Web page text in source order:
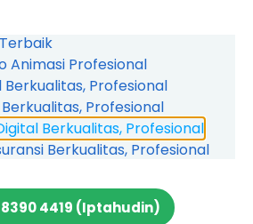
Animasi Profesional
Berkualitas, Profesional
Profesional
Berkualitas, Profesional
Berkualitas, Profesional
4419 (Iptahudin)